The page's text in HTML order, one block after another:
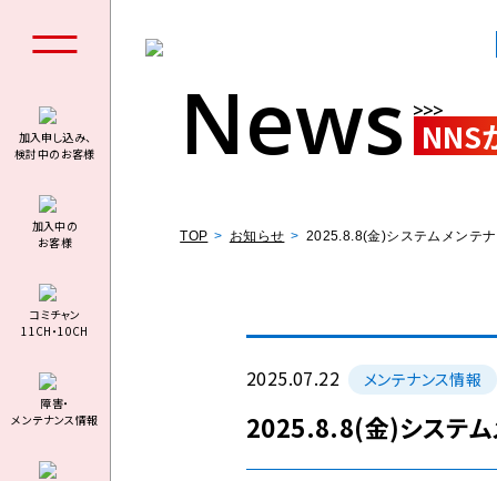
料金シミ
加入申し込み、
検討中のお客様
加⼊中の
お客様
コミチャン
11CH・10CH
障害・
メンテナンス情報
News NNS
TOP お知らせ 2025.8.8(金)システムメンテ
2025.07.22 メンテナンス情報
2025.8.8(金)システム